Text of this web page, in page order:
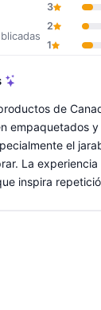
9,5 de
3
2
1
de
empaquetados
el
La
inspira